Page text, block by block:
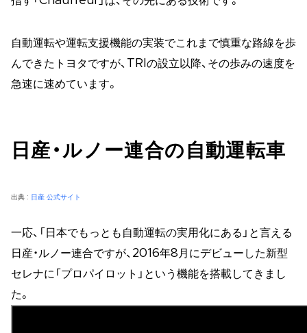
自動運転や運転支援機能の実装でこれまで慎重な路線を歩
んできたトヨタですが、TRIの設立以降、その歩みの速度を
急速に速めています。
日産・ルノー連合の自動運転車
出典 : 日産 公式サイト
一応、「日本でもっとも自動運転の実用化にある」と言える
日産・ルノー連合ですが、2016年8月にデビューした新型
セレナに「プロパイロット」という機能を搭載してきまし
た。